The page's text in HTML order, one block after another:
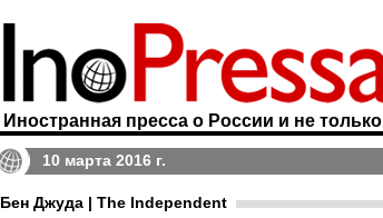
Иностранная пресса о России и не только
10 марта 2016 г.
Бен Джуда | The Independent